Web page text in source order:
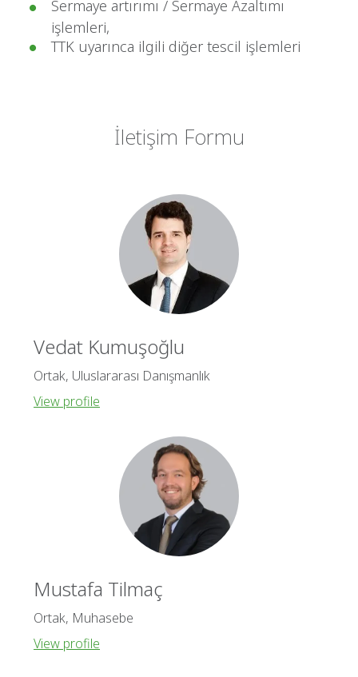
Sermaye artırımı / Sermaye Azaltımı
işlemleri,
TTK uyarınca ilgili diğer tescil işlemleri
İletişim Formu
Vedat Kumuşoğlu
Ortak, Uluslararası Danışmanlık
View profile
Mustafa Tilmaç
Ortak, Muhasebe
View profile